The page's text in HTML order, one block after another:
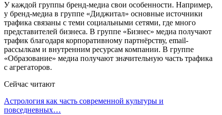
У каждой группы бренд-медиа свои особенности. Например,
у бренд-медиа в группе «Диджитал» основные источники
трафика связаны с теми социальными сетями, где много
представителей бизнеса. В группе «Бизнес» медиа получают
трафик благодаря корпоративному партнёрству, email-
рассылкам и внутренним ресурсам компании. В группе
«Образование» медиа получают значительную часть трафика
с агрегаторов.
Сейчас читают
Астрология как часть современной культуры и
повседневных…